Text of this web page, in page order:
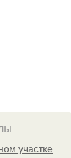
участке